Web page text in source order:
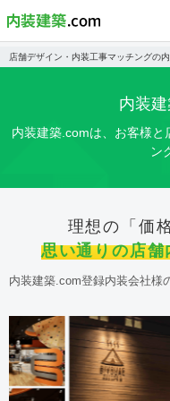
店舗デザイン・内装工事マッチングの
内装
内装建築.comは、お客様
ン
理想の「価
思い通りの店舗
内装建築.com登録内装会社様